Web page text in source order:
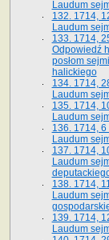
Laudum
132. 1714,
Laudum
133. 1714,
Odpowiedź
posłom
halickiego
134. 1714,
Laudum
135. 1714,
Laudum
136. 1714,
Laudum
137. 1714,
Laudum
138. 1714,
Laudum
139. 1714,
Laudum